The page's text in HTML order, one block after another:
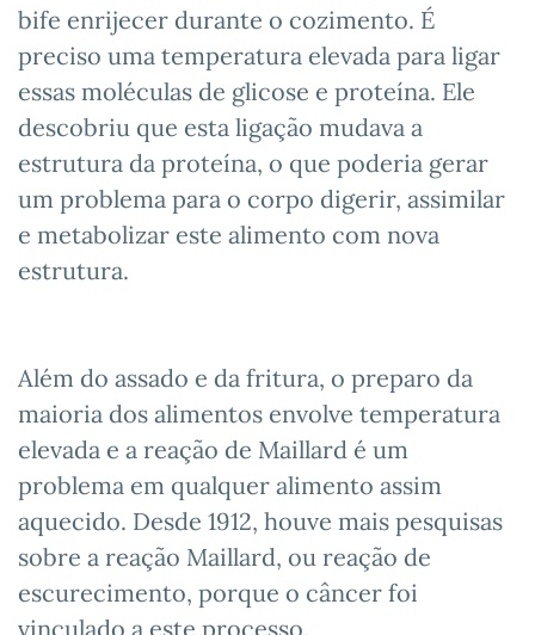
bife enrijecer durante o cozimento. É
preciso uma temperatura elevada para ligar
essas moléculas de glicose e proteína. Ele
descobriu que esta ligação mudava a
estrutura da proteína, o que poderia gerar
um problema para o corpo digerir, assimilar
e metabolizar este alimento com nova
estrutura.
Além do assado e da fritura, o preparo da
maioria dos alimentos envolve temperatura
elevada e a reação de Maillard é um
problema em qualquer alimento assim
aquecido. Desde 1912, houve mais pesquisas
sobre a reação Maillard, ou reação de
escurecimento, porque o câncer foi
vinculado a este processo.